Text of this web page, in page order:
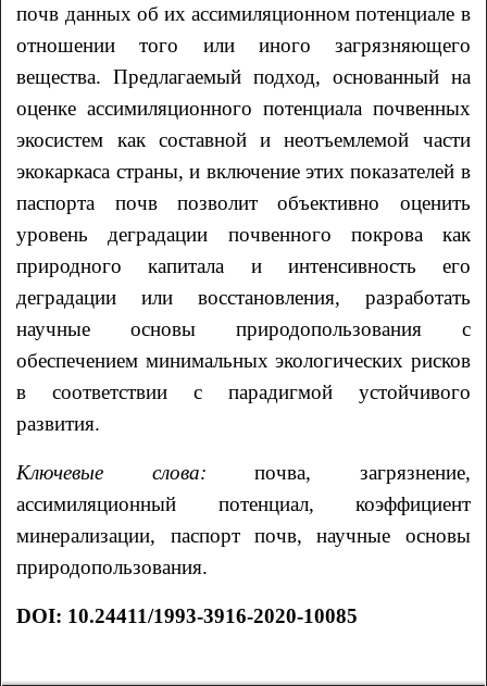
почв данных об их ассимиляционном потенциале в
отношении того или иного загрязняющего
вещества. Предлагаемый подход, основанный на
оценке ассимиляционного потенциала почвенных
экосистем как составной и неотъемлемой части
экокаркаса страны, и включение этих показателей в
паспорта почв позволит объективно оценить
уровень деградации почвенного покрова как
природного капитала и интенсивность его
деградации или восстановления, разработать
научные основы природопользования с
обеспечением минимальных экологических рисков
в соответствии с парадигмой устойчивого
развития.
Ключевые слова: почва, загрязнение,
ассимиляционный потенциал, коэффициент
минерализации, паспорт почв, научные основы
природопользования.
DOI: 10.24411/1993-3916-2020-10085